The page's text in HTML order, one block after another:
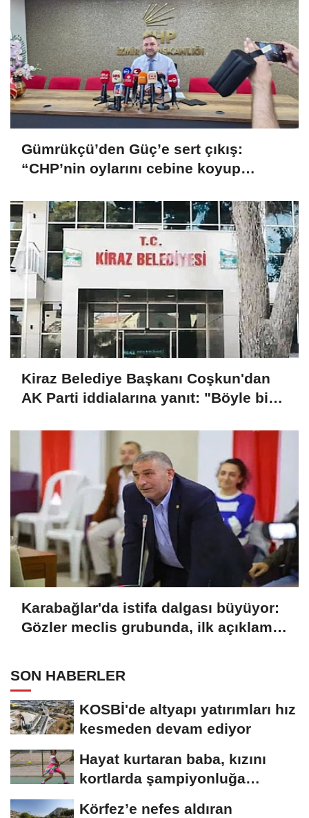
Gümrükçü’den Güç’e sert çıkış:
“CHP’nin oylarını cebine koyup
Kiraz Belediye Başkanı Coşkun'dan
AK Parti iddialarına yanıt: "Böyle bir
Karabağlar'da istifa dalgası büyüyor:
Gözler meclis grubunda, ilk açıklama
SON HABERLER
KOSBİ'de altyapı yatırımları hız
kesmeden devam ediyor
Hayat kurtaran baba, kızını
kortlarda şampiyonluğa
Körfez’e nefes aldıran